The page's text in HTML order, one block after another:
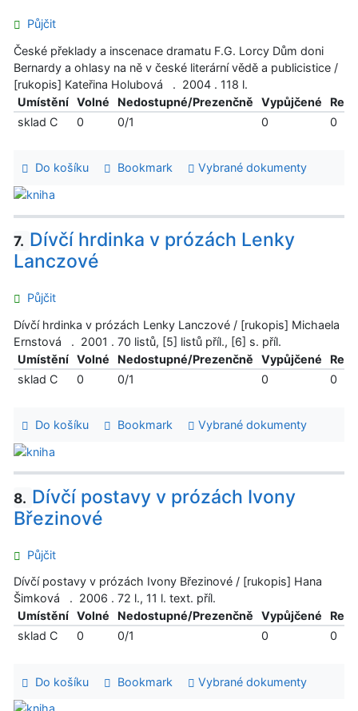
Půjčit
České překlady a inscenace dramatu F.G. Lorcy Dům doni
Bernardy a ohlasy na ně v české literární vědě a publicistice /
[rukopis] Kateřina Holubová . 2004 . 118 l.
Umístění
Volné Nedostupné/Prezenčně Vypůjčené
sklad C
0 0/1 0 0
Do košíku Bookmark Vybrané dokumenty
7. Dívčí hrdinka v prózách Lenky
Lanczové
Půjčit
Dívčí hrdinka v prózách Lenky Lanczové / [rukopis] Michaela
Ernstová . 2001 . 70 listů, [5] listů příl., [6] s. příl.
Umístění
Volné Nedostupné/Prezenčně Vypůjčené
sklad C
0 0/1 0 0
Do košíku Bookmark Vybrané dokumenty
8. Dívčí postavy v prózách Ivony
Březinové
Půjčit
Dívčí postavy v prózách Ivony Březinové / [rukopis] Hana
Šimková . 2006 . 72 l., 11 l. text. příl.
Umístění
Volné Nedostupné/Prezenčně Vypůjčené
sklad C
0 0/1 0 0
Do košíku Bookmark Vybrané dokumenty